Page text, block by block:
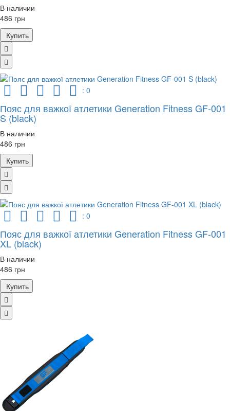
В наличии
486 грн
Купить
: 0
Пояс для важкої атлетики Generation Fitness GF-001
S (black)
В наличии
486 грн
Купить
: 0
Пояс для важкої атлетики Generation Fitness GF-001
XL (black)
В наличии
486 грн
Купить